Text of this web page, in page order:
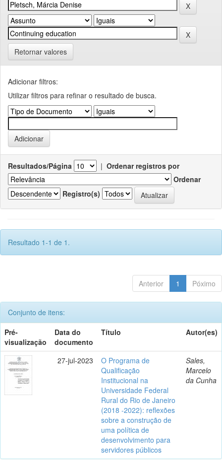
Retornar valores
Adicionar filtros:
Utilizar filtros para refinar o resultado de busca.
Resultados/Página | Ordenar registros por
Ordenar
Registro(s)
Resultado 1-1 de 1.
Anterior 1 Póximo
Conjunto de itens:
Pré-
visualização
Data do
documento
Título Autor(es)
27-jul-2023
O Programa de
Qualificação
Institucional na
Universidade Federal
Rural do Rio de Janeiro
(2018 -2022): reflexões
sobre a construção de
uma política de
desenvolvimento para
servidores públicos
Sales,
Marcelo
da Cunha